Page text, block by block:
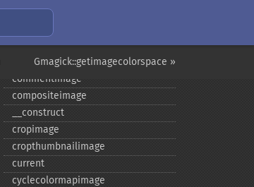
Gmagick::getimagecolorspace »
borderimage
chopimage
clear
commentimage
compositeimage
_​_​construct
cropimage
cropthumbnailimage
current
cyclecolormapimage